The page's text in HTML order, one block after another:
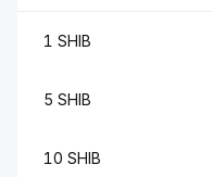
1 SHIB
5 SHIB
10 SHIB